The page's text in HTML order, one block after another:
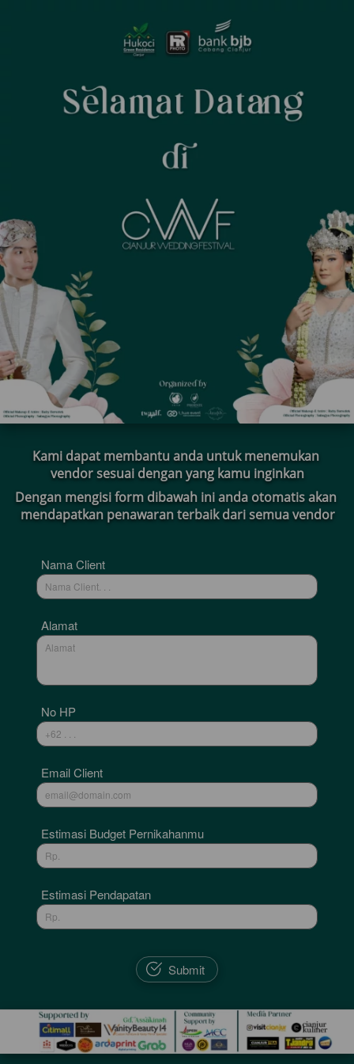
Kami dapat membantu anda untuk menemukan
vendor sesuai dengan yang kamu inginkan
Dengan mengisi form dibawah ini anda otomatis akan
mendapatkan penawaran terbaik dari semua vendor
Nama Client
Alamat
No HP
Email Client
Estimasi Budget Pernikahanmu
Estimasi Pendapatan
` Submit
Tolong refresh browser kamu